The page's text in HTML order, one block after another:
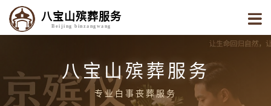
八宝山殡葬服务
Beijing binzangwang
八宝山殡葬服务
专业白事丧葬服务